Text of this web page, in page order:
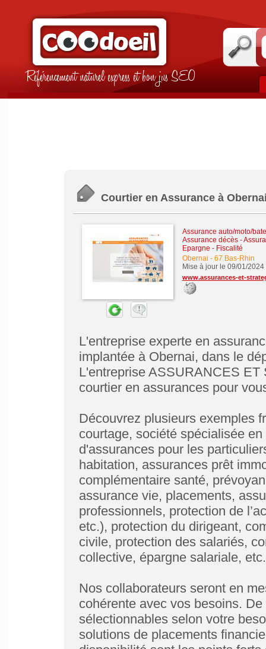
Référencement naturel express et bon jus SEO
Courtier en Assurance à
Assurance auto/moto/
Assurance décès-
Epargne - Fiscalité
Obernai - 67 Bas-Rhin
Mise à jour le 09/01/2024
www.assurances-et-
L'entreprise experte en
implantée à Obernai, dans le
L'entreprise ASSURANCES ET
courtier en assurances pour
Découvrez plusieurs exemples
courtage, société spécialisée
d'assurances pour les
habitation, assurances prêt
complémentaire santé,
assurance vie, placements,
professionnels, protection de
etc.), protection du dirigeant,
civile, protection des salariés,
collective, épargne salariale, etc.
Nos collaborateurs seront en
cohérente avec vos besoins.
sélectionnables selon votre
solutions de placements